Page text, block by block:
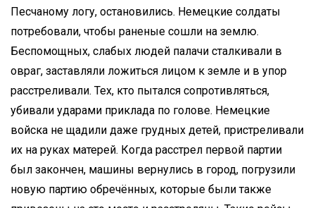
Песчаному логу, остановились. Немецкие солдаты
потребовали, чтобы раненые сошли на землю.
Беспомощных, слабых людей палачи сталкивали в
овраг, заставляли ложиться лицом к земле и в упор
расстреливали. Тех, кто пытался сопротивляться,
убивали ударами приклада по голове. Немецкие
войска не щадили даже грудных детей, пристреливали
их на руках матерей. Когда расстрел первой партии
был закончен, машины вернулись в город, погрузили
новую партию обречённых, которые были также